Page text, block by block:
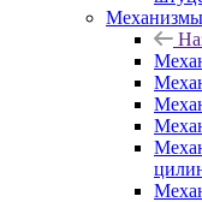
Механизмы